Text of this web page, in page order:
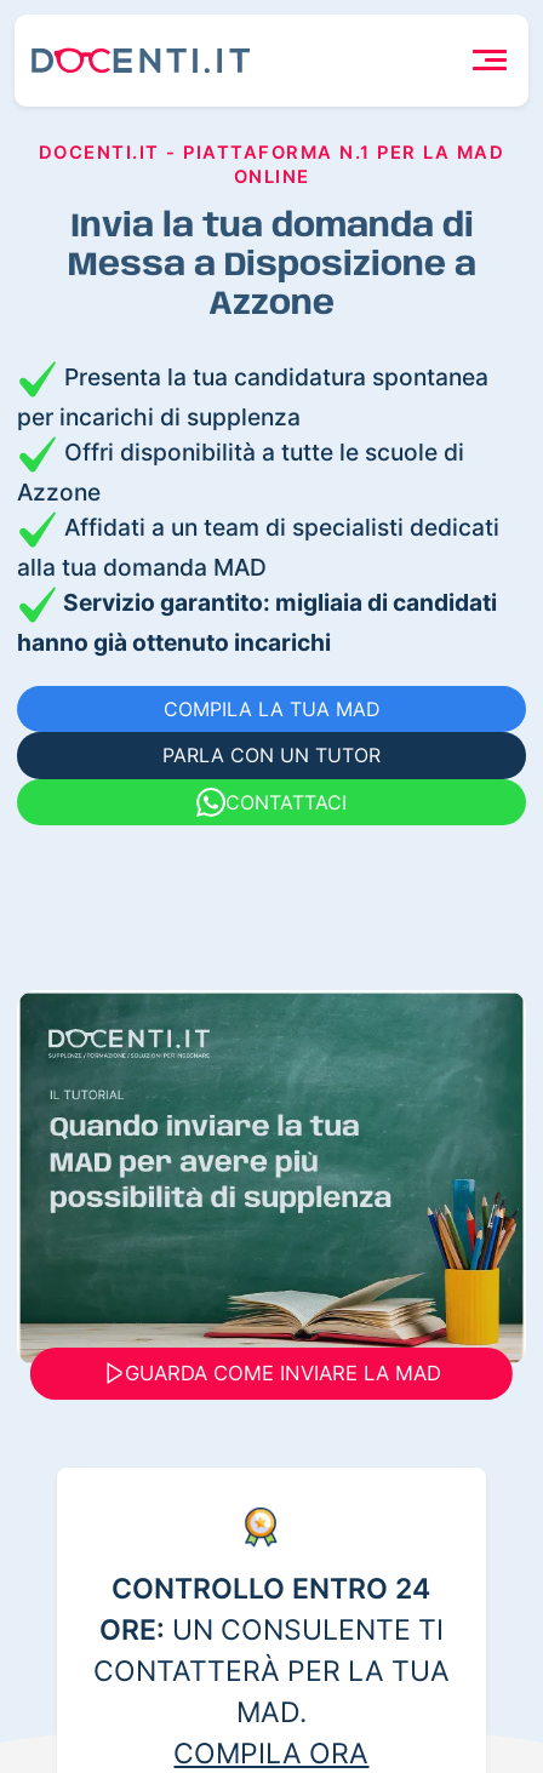
DOCENTI.IT - PIATTAFORMA N.1 PER LA MAD
ONLINE
Invia la tua domanda di
Messa a Disposizione a
Azzone
Presenta la tua candidatura spontanea
per incarichi di supplenza
Offri disponibilità a tutte le scuole di
Azzone
Affidati a un team di specialisti dedicati
alla tua domanda MAD
Servizio garantito: migliaia di candidati
hanno già ottenuto incarichi
COMPILA LA TUA MAD
PARLA CON UN TUTOR
CONTATTACI
GUARDA COME INVIARE LA MAD
CONTROLLO ENTRO 24
ORE: UN CONSULENTE TI
CONTATTERÀ PER LA TUA
MAD.
COMPILA ORA